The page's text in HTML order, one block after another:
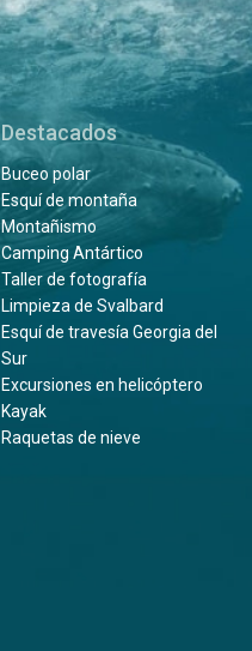
Destacados
Buceo polar
Esquí de montaña
Montañismo
Camping Antártico
Taller de fotografía
Limpieza de Svalbard
Esquí de travesía Georgia del
Sur
Excursiones en helicóptero
Kayak
Raquetas de nieve